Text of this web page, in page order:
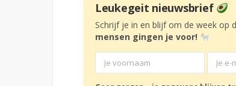
Leukegeit nieuwsbrief
Schrijf je in en blijf om de week op
mensen gingen je voor!